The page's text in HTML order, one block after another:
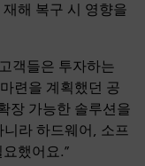
해 복구 시 영향을
객들은 투자하는
련을 계획했던 공
장 가능한 솔루션을
라 하드웨어, 소프
했어요.”